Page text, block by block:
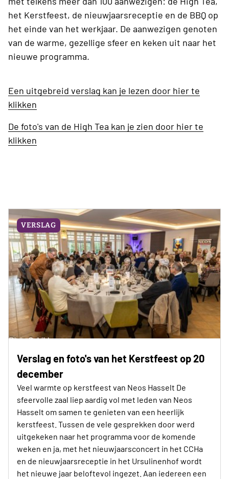
het Kerstfeest, de nieuwjaarsreceptie en de BBQ op
het einde van het werkjaar. De aanwezigen genoten
van de warme, gezellige sfeer en keken uit naar het
nieuwe programma.
Een uitgebreid verslag kan je lezen door hier te
klikken
De foto's van de High Tea kan je zien door hier te
klikken
VERSLAG
Verslag en foto's van het Kerstfeest op 20
december
Veel warmte op kerstfeest van Neos Hasselt De
sfeervolle zaal liep aardig vol met leden van Neos
Hasselt om samen te genieten van een heerlijk
kerstfeest. Tussen de vele gesprekken door werd
uitgekeken naar het programma voor de komende
weken en ja, met het nieuwjaarsconcert in het CCHa
en de nieuwjaarsreceptie in het Ursulinenhof wordt
het nieuwe jaar beloftevol ingezet. Aan iedereen een